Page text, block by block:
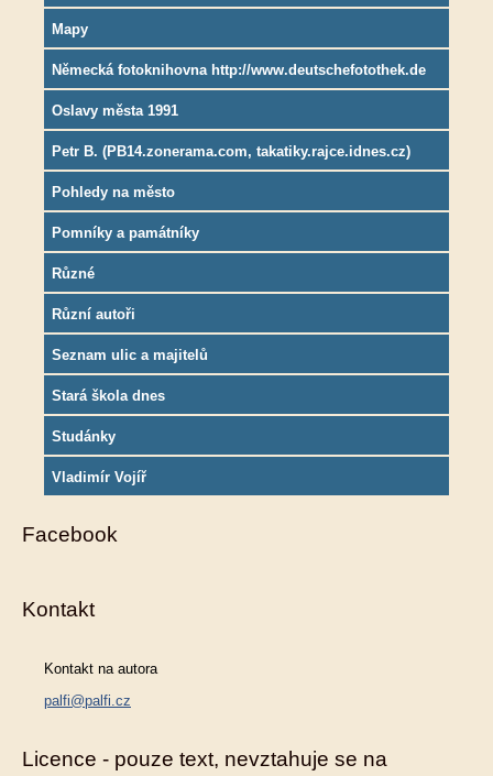
Mapy
Německá fotoknihovna http://www.deutschefotothek.de
Oslavy města 1991
Petr B. (PB14.zonerama.com, takatiky.rajce.idnes.cz)
Pohledy na město
Pomníky a památníky
Různé
Různí autoři
Seznam ulic a majitelů
Stará škola dnes
Studánky
Vladimír Vojíř
Facebook
Kontakt
Kontakt na autora
palfi@palfi.cz
Licence - pouze text, nevztahuje se na